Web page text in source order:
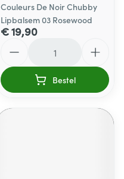
Couleurs De Noir Chubby
Lipbalsem 03 Rosewood
€ 19,90
Bestel